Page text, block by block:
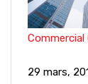
29 mars,